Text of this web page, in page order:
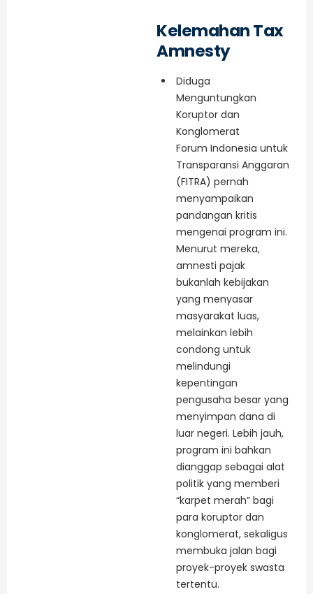
Kelemahan Tax
Amnesty
Diduga
Menguntungkan
Koruptor dan
Konglomerat
Forum Indonesia untuk
Transparansi Anggaran
(FITRA) pernah
menyampaikan
pandangan kritis
mengenai program ini.
Menurut mereka,
amnesti pajak
bukanlah kebijakan
yang menyasar
masyarakat luas,
melainkan lebih
condong untuk
melindungi
kepentingan
pengusaha besar yang
menyimpan dana di
luar negeri. Lebih jauh,
program ini bahkan
dianggap sebagai alat
politik yang memberi
“karpet merah” bagi
para koruptor dan
konglomerat, sekaligus
membuka jalan bagi
proyek-proyek swasta
tertentu.